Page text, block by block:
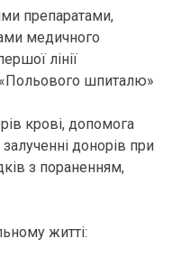
препаратами,
медичного
лінії
«Польового шпиталю»
крові, допомога
донорів при
з пораненням,
житті: